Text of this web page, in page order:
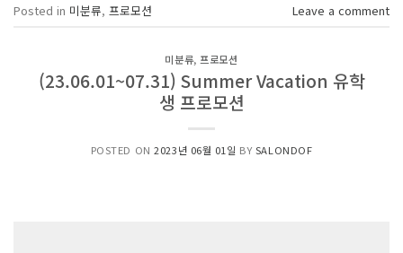
Posted in 미분류, 프로모션 Leave a comment
미분류,프로모션
(23.06.01~07.31) Summer Vacation 유학
생 프로모션
POSTED ON2023년 06월 01일 BY SALONDOF